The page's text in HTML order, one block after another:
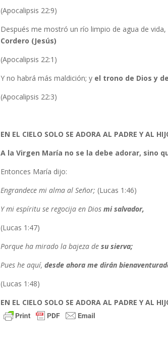
(Apocalipsis 22:9)
Después me mostró un río limpio de agua de
Cordero (Jesús)
(Apocalipsis 22:1)
Y no habrá más maldición; y el trono de Dios y
(Apocalipsis 22:3)
EN EL CIELO SOLO SE ADORA AL PADRE Y AL
A la Virgen María no se la debe adorar, sino
Entonces María dijo:
Engrandece mi alma al Señor; (Lucas 1:46)
Y mi espíritu se regocija en Dios mi salvador,
(Lucas 1:47)
Porque ha mirado la bajeza de su sierva;
Pues he aquí, desde ahora me dirán
(Lucas 1:48)
EN EL CIELO SOLO SE ADORA AL PADRE Y AL